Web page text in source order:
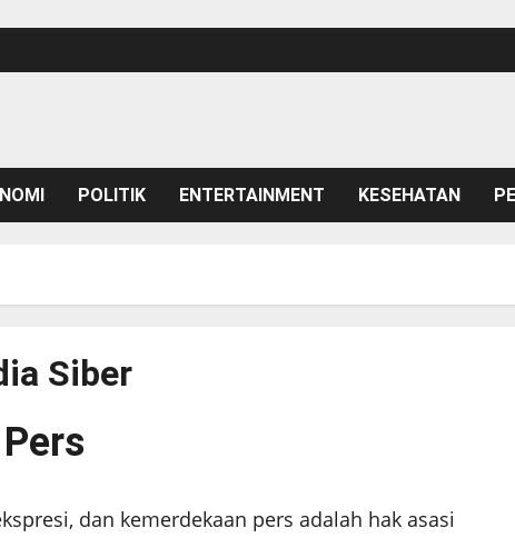
POLITIK ENTERTAINMENT KESEHATAN
Siber
dan kemerdekaan pers adalah hak asasi